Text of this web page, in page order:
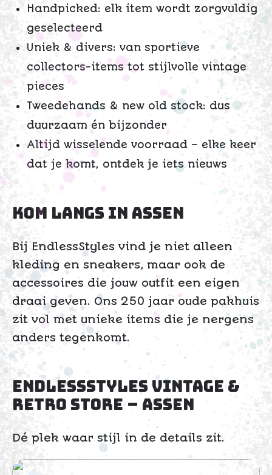
Handpicked: elk item wordt zorgvuldig
geselecteerd
Uniek & divers: van sportieve
collectors-items tot stijlvolle vintage
pieces
Tweedehands & new old stock: dus
duurzaam én bijzonder
Altijd wisselende voorraad – elke keer
dat je komt, ontdek je iets nieuws
Kom langs in Assen
Bij EndlessStyles vind je niet alleen
kleding en sneakers, maar ook de
accessoires die jouw outfit een eigen
draai geven. Ons 250 jaar oude pakhuis
zit vol met unieke items die je nergens
anders tegenkomt.
EndlessStyles Vintage &
Retro Store – Assen
Dé plek waar stijl in de details zit.